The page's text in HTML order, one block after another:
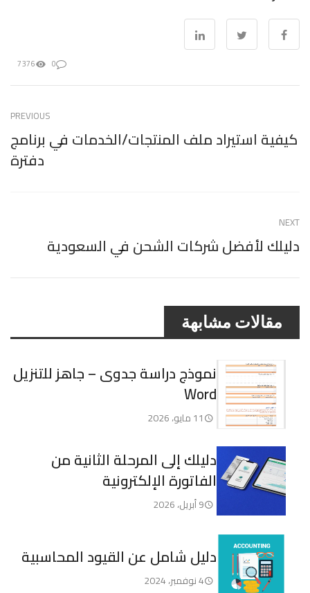
0
7376
PREVIOUS
كيفية استيراد ملف المنتجات/الخدمات في برنامج
دفترة
NEXT
دليلك لأفضل شركات الشحن في السعودية
مقالات مشابهة
نموذج دراسة جدوى – جاهز للتنزيل
Word
11 مايو، 2026
دليلك إلى المرحلة الثانية من
الفاتورة الإلكترونية
9 أبريل، 2026
دليل شامل عن القيود المحاسبية
4 نوفمبر، 2024